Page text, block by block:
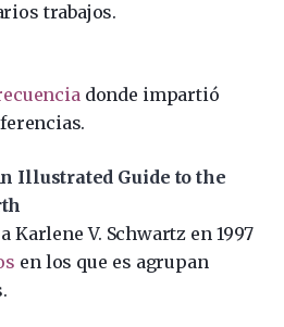
trabajos.
donde impartió
Illustrated Guide to the
Karlene V. Schwartz en 1997
en los que es agrupan